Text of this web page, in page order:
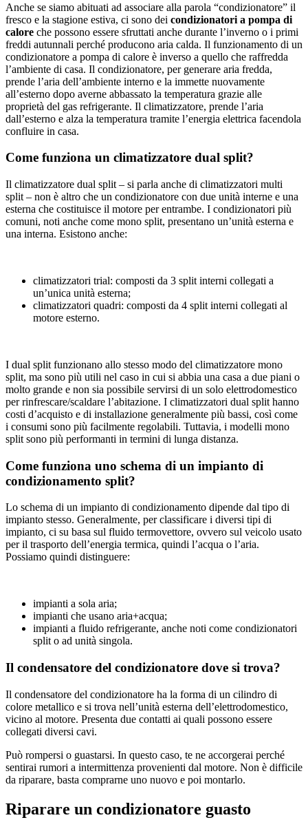
Anche se siamo abituati ad associare alla parola “condizionatore” il
fresco e la stagione estiva, ci sono dei condizionatori a pompa di
calore che possono essere sfruttati anche durante l’inverno o i primi
freddi autunnali perché producono aria calda. Il funzionamento di un
condizionatore a pompa di calore è inverso a quello che raffredda
l’ambiente di casa. Il condizionatore, per generare aria fredda,
prende l’aria dell’ambiente interno e la immette nuovamente
all’esterno dopo averne abbassato la temperatura grazie alle
proprietà del gas refrigerante. Il climatizzatore, prende l’aria
dall’esterno e alza la temperatura tramite l’energia elettrica facendola
confluire in casa.
Come funziona un climatizzatore dual split?
Il climatizzatore dual split – si parla anche di climatizzatori multi
split – non è altro che un condizionatore con due unità interne e una
esterna che costituisce il motore per entrambe. I condizionatori più
comuni, noti anche come mono split, presentano un’unità esterna e
una interna. Esistono anche:
climatizzatori trial: composti da 3 split interni collegati a
un’unica unità esterna;
climatizzatori quadri: composti da 4 split interni collegati al
motore esterno.
I dual split funzionano allo stesso modo del climatizzatore mono
split, ma sono più utili nel caso in cui si abbia una casa a due piani o
molto grande e non sia possibile servirsi di un solo elettrodomestico
per rinfrescare/scaldare l’abitazione. I climatizzatori dual split hanno
costi d’acquisto e di installazione generalmente più bassi, così come
i consumi sono più facilmente regolabili. Tuttavia, i modelli mono
split sono più performanti in termini di lunga distanza.
Come funziona uno schema di un impianto di
condizionamento split?
Lo schema di un impianto di condizionamento dipende dal tipo di
impianto stesso. Generalmente, per classificare i diversi tipi di
impianto, ci su basa sul fluido termovettore, ovvero sul veicolo usato
per il trasporto dell’energia termica, quindi l’acqua o l’aria.
Possiamo quindi distinguere:
impianti a sola aria;
impianti che usano aria+acqua;
impianti a fluido refrigerante, anche noti come condizionatori
split o ad unità singola.
Il condensatore del condizionatore dove si trova?
Il condensatore del condizionatore ha la forma di un cilindro di
colore metallico e si trova nell’unità esterna dell’elettrodomestico,
vicino al motore. Presenta due contatti ai quali possono essere
collegati diversi cavi.
Può rompersi o guastarsi. In questo caso, te ne accorgerai perché
sentirai rumori a intermittenza provenienti dal motore. Non è difficile
da riparare, basta comprarne uno nuovo e poi montarlo.
Riparare un condizionatore guasto